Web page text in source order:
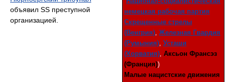
немецкая рабочая партия
Скрещенные стрелы
(Венгрия), Железная Гвардия
(Румыния), Усташи
(Хорватия), Аксьон Франсэз
(Франция))
Малые нацистские движения
объявил SS преступной
организацией.